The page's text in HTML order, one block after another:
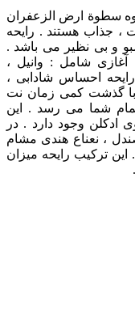
سطوة ارض الزعفران
، جذاب هستند . رایحه
و بی نظیر می باشد .
آغازی شامل : وانیل ،
احساس شادابی ،
با گذشت کمی زمان نت
شما می رسد . این
ادکلن وجود دارد . در
، نعناع هندی مشام
ترکیب رایحه میزان